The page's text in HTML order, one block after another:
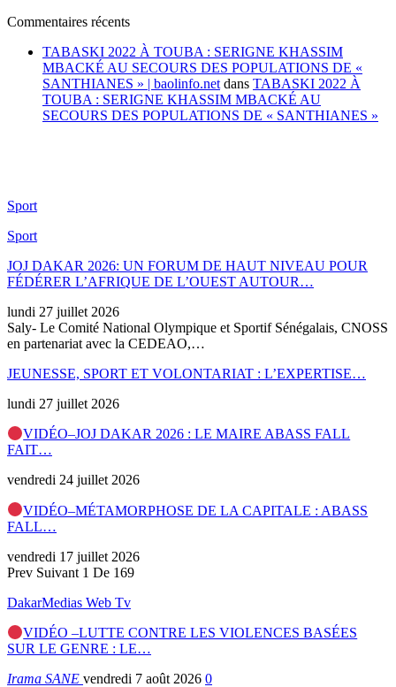
Commentaires récents
TABASKI 2022 À TOUBA : SERIGNE KHASSIM
MBACKÉ AU SECOURS DES POPULATIONS DE «
SANTHIANES » | baolinfo.net dans TABASKI 2022 À
TOUBA : SERIGNE KHASSIM MBACKÉ AU
SECOURS DES POPULATIONS DE « SANTHIANES »
Sport
Sport
JOJ DAKAR 2026: UN FORUM DE HAUT NIVEAU POUR
FÉDÉRER L’AFRIQUE DE L’OUEST AUTOUR…
lundi 27 juillet 2026
Saly- Le Comité National Olympique et Sportif Sénégalais, CNOSS
en partenariat avec la CEDEAO,…
JEUNESSE, SPORT ET VOLONTARIAT : L’EXPERTISE…
lundi 27 juillet 2026
VIDÉO–JOJ DAKAR 2026 : LE MAIRE ABASS FALL
FAIT…
vendredi 24 juillet 2026
VIDÉO–MÉTAMORPHOSE DE LA CAPITALE : ABASS
FALL…
vendredi 17 juillet 2026
Prev Suivant 1 De 169
DakarMedias Web Tv
VIDÉO –LUTTE CONTRE LES VIOLENCES BASÉES
SUR LE GENRE : LE…
Irama SANE vendredi 7 août 2026 0